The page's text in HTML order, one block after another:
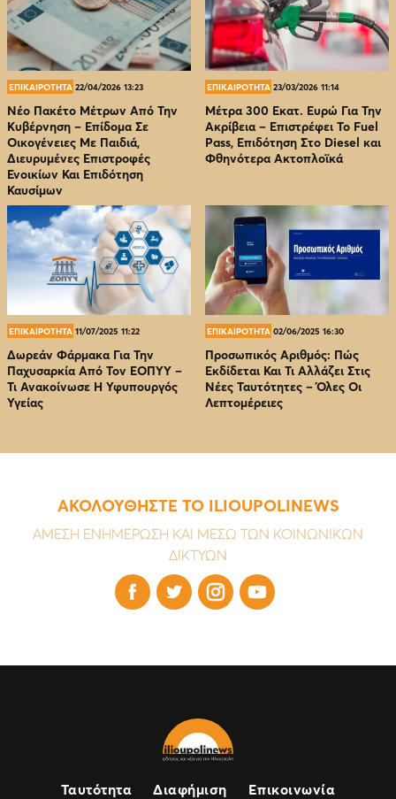
ΕΠΙΚΑΙΡΟΤΗΤΑ 22/04/2026 13:23
Νέο Πακέτο Μέτρων Από Την
Κυβέρνηση – Επίδομα Σε
Οικογένειες Με Παιδιά,
Διευρυμένες Επιστροφές
Ενοικίων Και Επιδότηση
Καυσίμων
ΕΠΙΚΑΙΡΟΤΗΤΑ 23/03/2026 11:14
Μέτρα 300 Εκατ. Ευρώ Για Την
Ακρίβεια – Επιστρέφει Το Fuel
Pass, Επιδότηση Στο Diesel και
Φθηνότερα Ακτοπλοϊκά
ΕΠΙΚΑΙΡΟΤΗΤΑ 11/07/2025 11:22
Δωρεάν Φάρμακα Για Την
Παχυσαρκία Από Τον EOΠΥΥ –
Τι Ανακοίνωσε Η Υφυπουργός
Υγείας
ΕΠΙΚΑΙΡΟΤΗΤΑ 02/06/2025 16:30
Προσωπικός Αριθμός: Πώς
Εκδίδεται Και Τι Αλλάζει Στις
Νέες Ταυτότητες – Όλες Οι
Λεπτομέρειες
ΑΚΟΛΟΥΘΗΣΤΕ ΤΟ ILIOUPOLINEWS
ΑΜΕΣΗ ΕΝΗΜΕΡΩΣΗ ΚΑΙ ΜΕΣΩ ΤΩΝ ΚΟΙΝΩΝΙΚΩΝ
ΔΙΚΤΥΩΝ
   
Ταυτότητα Διαφήμιση Επικοινωνία